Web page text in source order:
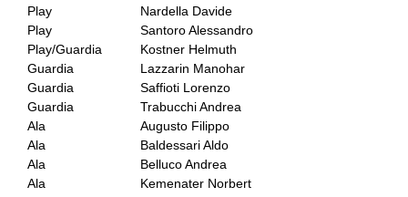
Play
Nardella Davide
Play
Santoro Alessandro
Play/Guardia
Kostner Helmuth
Guardia
Lazzarin Manohar
Guardia
Saffioti Lorenzo
Guardia
Trabucchi Andrea
Ala
Augusto Filippo
Ala
Baldessari Aldo
Ala
Belluco Andrea
Ala
Kemenater Norbert